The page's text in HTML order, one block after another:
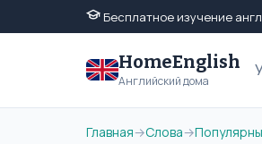
Бесплатное изучение
HomeEnglish
Английский дома
Главная→Слова→